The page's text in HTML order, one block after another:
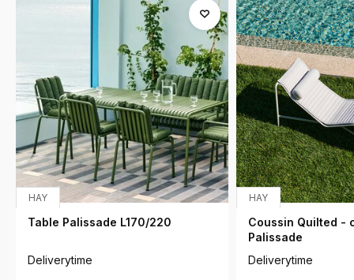
HAY
Table Palissade L170/220
Deliverytime
HAY
Coussin Quilted -
Palissade
Deliverytime